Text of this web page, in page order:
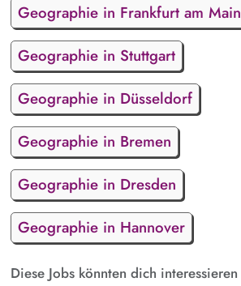
Geographie in Frankfurt am Main
Geographie in Stuttgart
Geographie in Düsseldorf
Geographie in Bremen
Geographie in Dresden
Geographie in Hannover
Diese Jobs könnten dich interessieren